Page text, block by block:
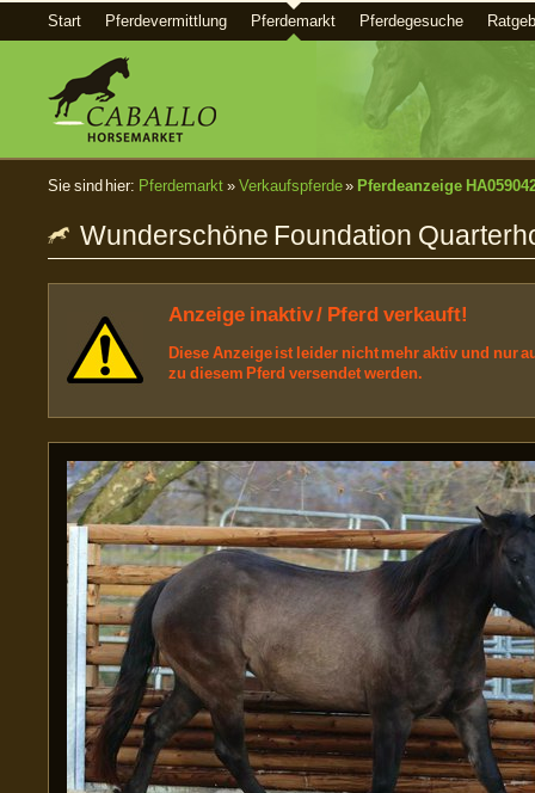
Start Pferdevermittlung Pferdemarkt Pferdegesuche
Sie sind hier: Pferdemarkt » Verkaufspferde» Pferdeanzeige
Wunderschöne Foundation
Anzeige inaktiv / Pferd verkauft!
Diese Anzeige ist leider nicht mehr aktiv und nur
zu diesem Pferd versendet werden.